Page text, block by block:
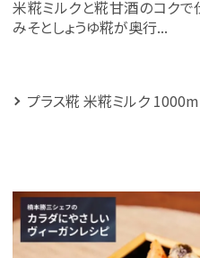
米糀ミルクと糀甘酒のコクで
みそとしょうゆ糀が奥行...
プラス糀 米糀ミルク